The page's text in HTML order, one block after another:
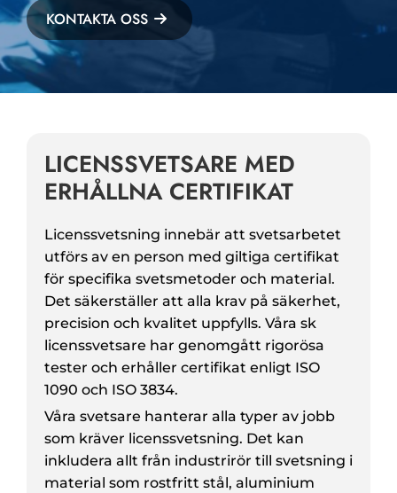
KONTAKTA OSS
LICENSSVETSARE MED
ERHÅLLNA CERTIFIKAT
Licenssvetsning innebär att svetsarbetet
utförs av en person med giltiga certifikat
för specifika svetsmetoder och material.
Det säkerställer att alla krav på säkerhet,
precision och kvalitet uppfylls. Våra sk
licenssvetsare har genomgått rigorösa
tester och erhåller certifikat enligt ISO
1090 och ISO 3834.
Våra svetsare hanterar alla typer av jobb
som kräver licenssvetsning. Det kan
inkludera allt från industrirör till svetsning i
material som rostfritt stål, aluminium